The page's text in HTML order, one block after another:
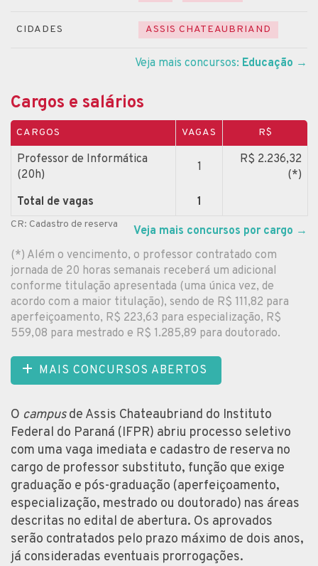
CIDADES ASSIS CHATEAUBRIAND
Veja mais concursos: Educação →
Cargos e salários
CARGOS VAGAS R$
Professor de Informática
(20h)
1
R$ 2.236,32
(*)
Total de vagas
1
CR: Cadastro de reserva Veja mais concursos por cargo →
(*) Além o vencimento, o professor contratado com
jornada de 20 horas semanais receberá um adicional
conforme titulação apresentada (uma única vez, de
acordo com a maior titulação), sendo de R$ 111,82 para
aperfeiçoamento, R$ 223,63 para especialização, R$
559,08 para mestrado e R$ 1.285,89 para doutorado.
MAIS CONCURSOS ABERTOS
O campusde Assis Chateaubriand do Instituto
Federal do Paraná (IFPR) abriu processo seletivo
com uma vaga imediata e cadastro de reserva no
cargo de professor substituto, função que exige
graduação e pós-graduação (aperfeiçoamento,
especialização, mestrado ou doutorado) nas áreas
descritas no edital de abertura. Os aprovados
serão contratados pelo prazo máximo de dois anos,
já consideradas eventuais prorrogações.